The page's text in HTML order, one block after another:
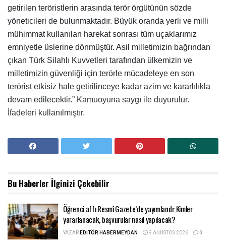
getirilen teröristlerin arasında terör örgütünün sözde
yöneticileri de bulunmaktadır. Büyük oranda yerli ve milli
mühimmat kullanılan harekat sonrası tüm uçaklarımız
emniyetle üslerine dönmüştür. Asil milletimizin bağrından
çıkan Türk Silahlı Kuvvetleri tarafından ülkemizin ve
milletimizin güvenliği için terörle mücadeleye en son
terörist etkisiz hale getirilinceye kadar azim ve kararlılıkla
devam edilecektir.” Kamuoyuna saygı ile duyurulur.
İfadeleri kullanılmıştır.
Bu Haberler İlginizi Çekebilir
Öğrenci affı Resmî Gazete’de yayımlandı: Kimler
yararlanacak, başvurular nasıl yapılacak?
YAZAREDITÖR HABERMEYDAN 9 AĞUSTOS 2026 0